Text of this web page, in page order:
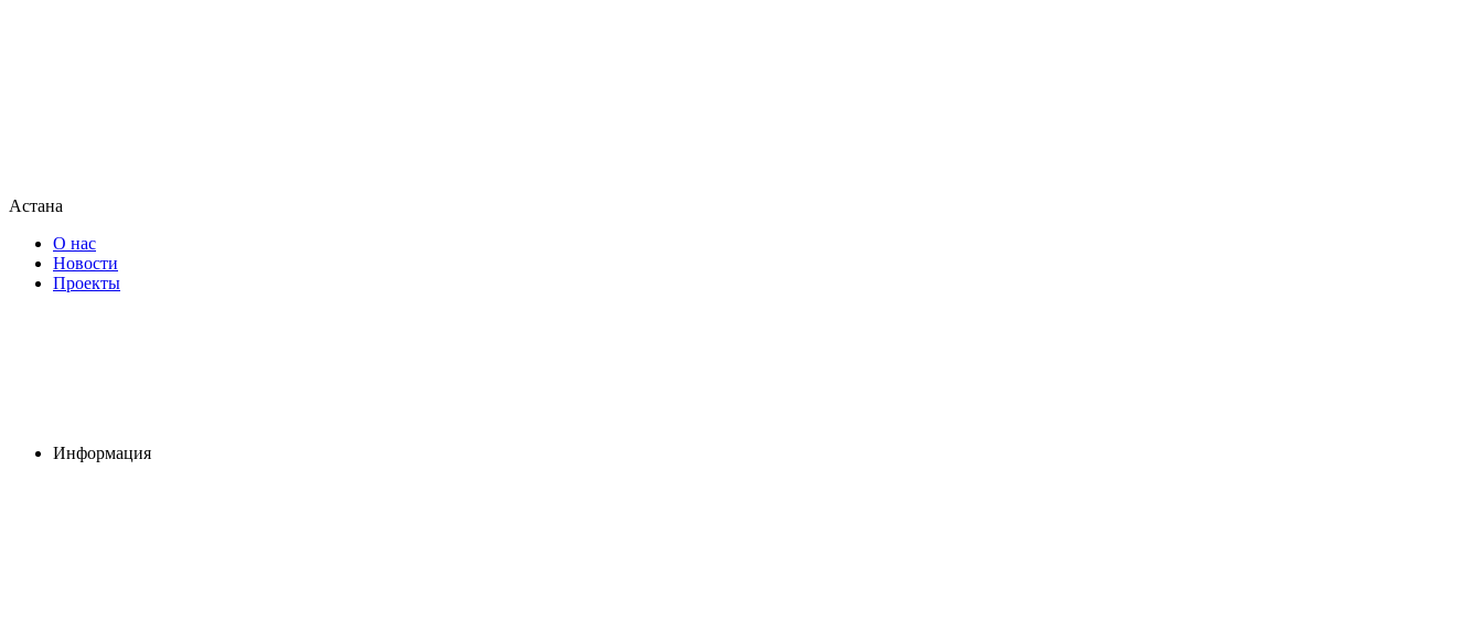
Астана
О нас
Новости
Проекты
Информация